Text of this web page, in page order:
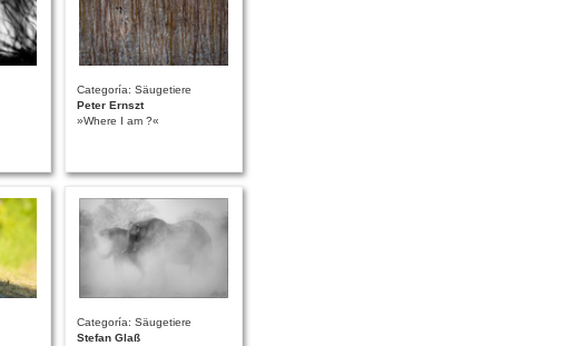
Categoría: Säugetiere
Peter Ernszt
»Where I am ?«
Categoría: Säugetiere
Stefan Glaß